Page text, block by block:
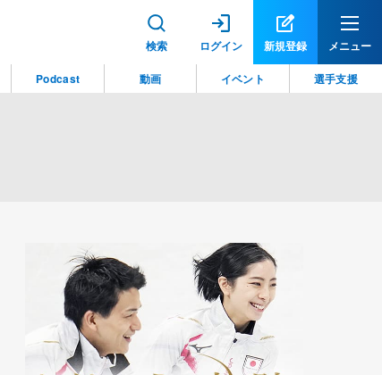
検索 ログイン 新規登録 メニュー
Podcast 動画 イベント 選手支援